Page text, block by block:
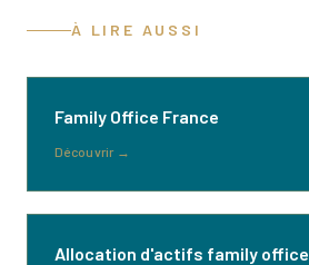
À LIRE AUSSI
Family Office France
Découvrir→
Allocation d'actifs family office